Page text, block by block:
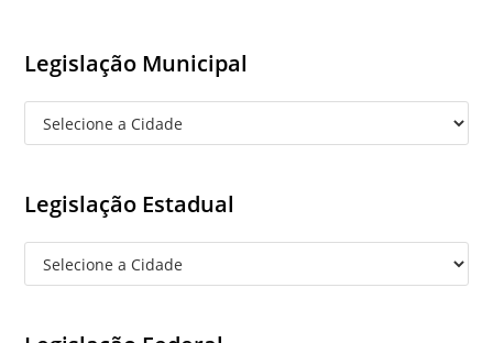
estado
Roraima,
lança
concorrência
pública
–
Legislação Municipal
Legislação Estadual